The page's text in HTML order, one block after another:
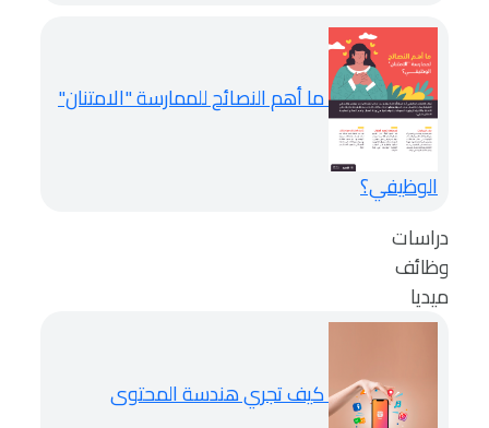
ما أهم النصائح للممارسة "الامتنان"
الوظيفي؟
دراسات
وظائف
ميديا
كيف تجري هندسة المحتوى